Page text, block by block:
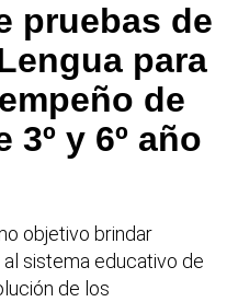
pruebas de
para
de
y 6º año
objetivo brindar
sistema educativo de
de los